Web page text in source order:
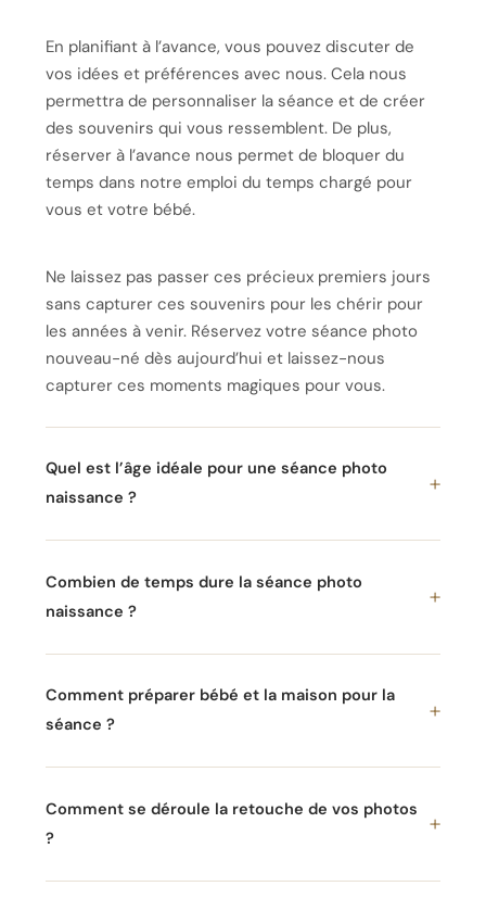
En planifiant à l’avance, vous pouvez discuter de
vos idées et préférences avec nous. Cela nous
permettra de personnaliser la séance et de créer
des souvenirs qui vous ressemblent. De plus,
réserver à l’avance nous permet de bloquer du
temps dans notre emploi du temps chargé pour
vous et votre bébé.
Ne laissez pas passer ces précieux premiers jours
sans capturer ces souvenirs pour les chérir pour
les années à venir. Réservez votre séance photo
nouveau-né dès aujourd’hui et laissez-nous
capturer ces moments magiques pour vous.
Quel est l’âge idéale pour une séance photo
naissance ?
Combien de temps dure la séance photo
naissance ?
Comment préparer bébé et la maison pour la
séance ?
Comment se déroule la retouche de vos photos
?